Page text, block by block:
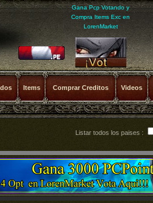
Gana Pcp Votando y
Compra Items Exc en
LorenMarket
Items Comprar Creditos Videos
Listar todos los paises :